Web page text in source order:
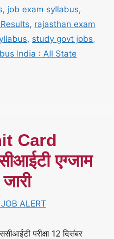
, job exam syllabus,
, rajasthan exam
, study govt jobs,
India : All State
Card
एग्जाम
ALERT
परीक्षा 12 दिसंबर